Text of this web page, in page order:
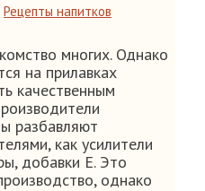
Рецепты напитков
многих. Однако
на прилавках
качественным
разбавляют
как усилители
добавки Е. Это
однако